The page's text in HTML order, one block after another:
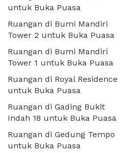
untuk Buka Puasa
Ruangan di Bumi Mandiri
Tower 2 untuk Buka Puasa
Ruangan di Bumi Mandiri
Tower 1 untuk Buka Puasa
Ruangan di Royal Residence
untuk Buka Puasa
Ruangan di Gading Bukit
Indah 18 untuk Buka Puasa
Ruangan di Gedung Tempo
untuk Buka Puasa